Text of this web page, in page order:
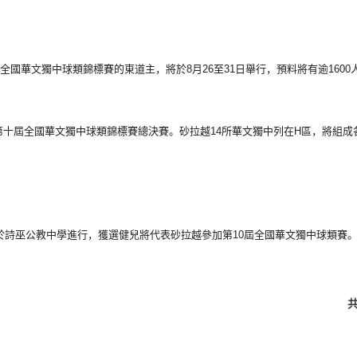
國華文獨中球類錦標賽的東道主，將於8月26至31日舉行， 預料將有逾1600
屆全國華文獨中球類錦標賽總決賽。 砂拉越14所華文獨中列在H區，將組成
詩巫公教中學進行，獲選健兒將代表砂拉越參加第10屆全國華文獨中球類賽。